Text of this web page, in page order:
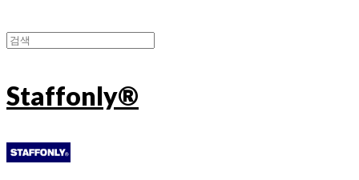
Staffonly®